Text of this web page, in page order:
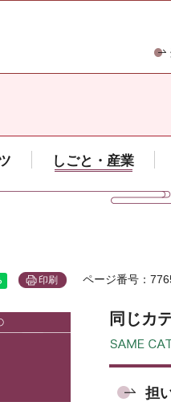
しごと・産業
印刷 ページ番号：
同じカ
担